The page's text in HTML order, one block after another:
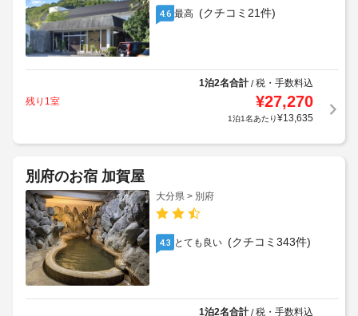
4.6 最高 (クチコミ21件)
1泊2名合計/税・手数料込
残り1室
¥27,270
1泊1名あたり¥13,635
別府のお宿 加賀屋
大分県 > 別府
4.3 とても良い (クチコミ343件)
1泊2名合計/税・手数料込